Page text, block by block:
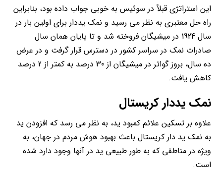
این استراتژی قبلاً در سوئیس به خوبی جواب داده بود، بنابراین
راه حل معتبری به نظر می رسید و نمک یددار برای اولین بار در
سال 1924 در میشیگان فروخته شد و تا پایان همان سال
صادرات نمک در سراسر کشور در دسترس قرار گرفت و در عرض
ده سال، بروز گواتر در میشیگان از 30 درصد به کمتر از 2 درصد
کاهش یافت.
نمک یددارکریستال
علاوه بر تسکین علائم کمبود ید، به نظر می رسد که افزودن ید
به نمک ید دار کریستال باعث بهبود هوش مردم در جهان، به
ویژه در مناطقی که به طور طبیعی ید در آنها وجود دارد شده
است.